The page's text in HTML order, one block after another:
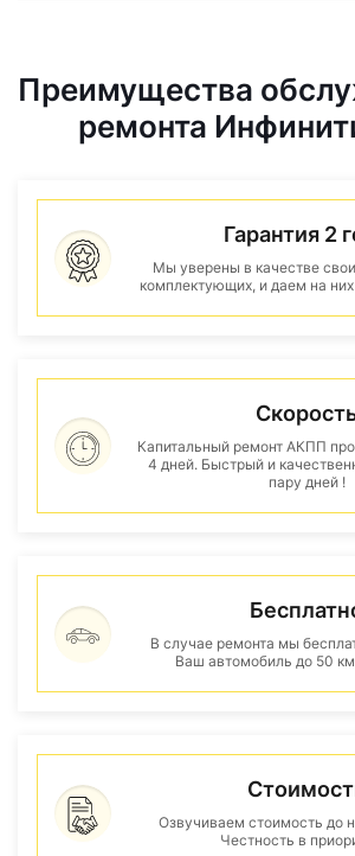
Преимущества
ремонта
Гарантия 2
Мы уверены в качестве
комплектующих, и даем на
Капитальный ремонт АКПП
4 дней. Быстрый и
пару дней !
В случае ремонта мы
Ваш автомобиль до 50
Озвучиваем стоимость до
Честность в